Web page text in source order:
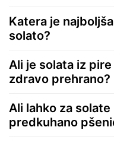
Katera je
solato?
Ali je solata iz
zdravo prehrano?
Ali lahko za
predkuhano